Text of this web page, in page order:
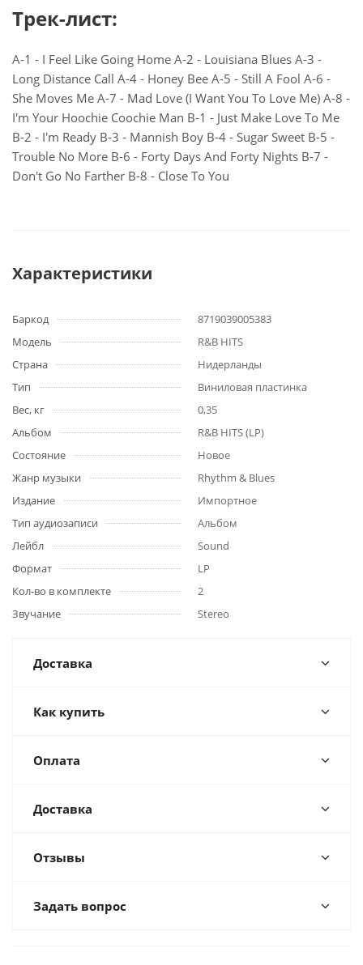
Трек-лист:
A-1 - I Feel Like Going Home A-2 - Louisiana Blues A-3 -
Long Distance Call A-4 - Honey Bee A-5 - Still A Fool A-6 -
She Moves Me A-7 - Mad Love (I Want You To Love Me) A-8 -
I'm Your Hoochie Coochie Man B-1 - Just Make Love To Me
B-2 - I'm Ready B-3 - Mannish Boy B-4 - Sugar Sweet B-5 -
Trouble No More B-6 - Forty Days And Forty Nights B-7 -
Don't Go No Farther B-8 - Close To You
Характеристики
Баркод
8719039005383
Модель
R&B HITS
Страна
Нидерланды
Тип
Виниловая пластинка
Вес, кг
0,35
Альбом
R&B HITS (LP)
Состояние
Новое
Жанр музыки
Rhythm & Blues
Издание
Импортное
Тип аудиозаписи
Альбом
Лейбл
Sound
Формат
LP
Кол-во в комплекте
2
Звучание
Stereo
Доставка
Как купить
Оплата
Доставка
Отзывы
Задать вопрос